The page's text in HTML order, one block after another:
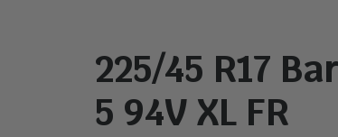
225/45 R17
5 94V XL FR